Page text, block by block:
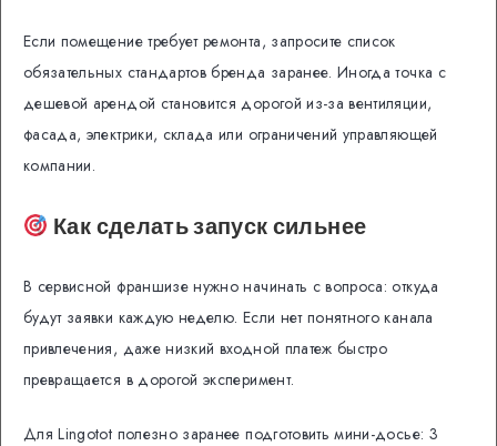
Если помещение требует ремонта, запросите список
обязательных стандартов бренда заранее. Иногда точка с
дешевой арендой становится дорогой из-за вентиляции,
фасада, электрики, склада или ограничений управляющей
компании.
Как сделать запуск сильнее
В сервисной франшизе нужно начинать с вопроса: откуда
будут заявки каждую неделю. Если нет понятного канала
привлечения, даже низкий входной платеж быстро
превращается в дорогой эксперимент.
Для Lingotot полезно заранее подготовить мини-досье: 3